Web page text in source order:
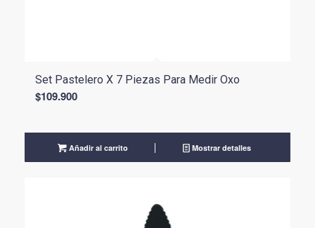
Set Pastelero X 7 Piezas Para Medir Oxo
$109.900
Añadir al carrito Mostrar detalles